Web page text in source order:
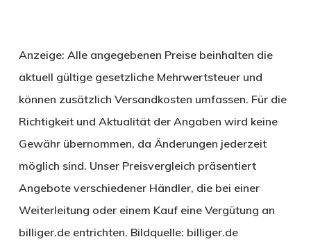
Anzeige: Alle angegebenen Preise beinhalten die
aktuell gültige gesetzliche Mehrwertsteuer und
können zusätzlich Versandkosten umfassen. Für die
Richtigkeit und Aktualität der Angaben wird keine
Gewähr übernommen, da Änderungen jederzeit
möglich sind. Unser Preisvergleich präsentiert
Angebote verschiedener Händler, die bei einer
Weiterleitung oder einem Kauf eine Vergütung an
billiger.de entrichten. Bildquelle: billiger.de